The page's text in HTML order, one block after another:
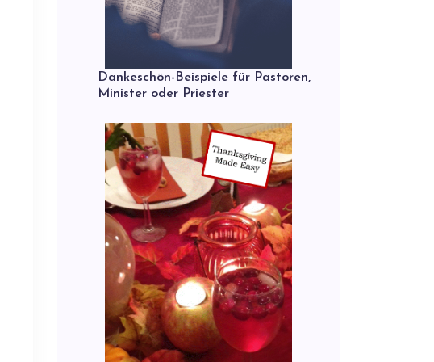
Dankeschön-Beispiele für Pastoren,
Minister oder Priester